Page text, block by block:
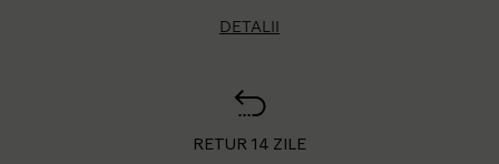
DETALII
RETUR 14 ZILE